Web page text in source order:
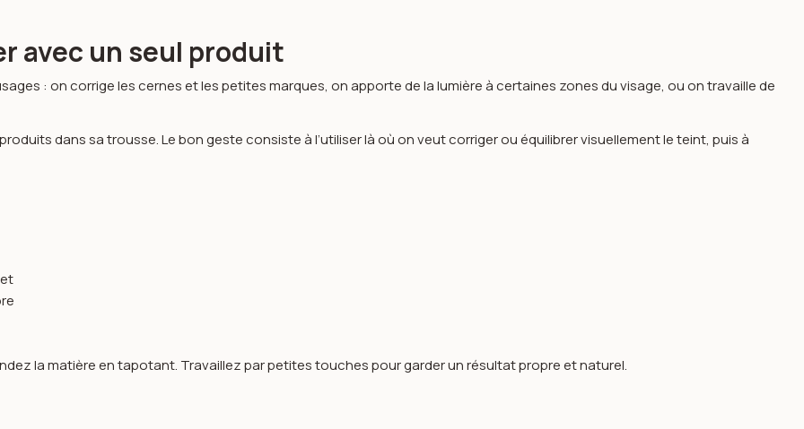
avec un seul produit
: on corrige les cernes et les petites marques, on apporte de la lumière à certaines zones du visage, ou on travaille de
dans sa trousse. Le bon geste consiste à l’utiliser là où on veut corriger ou équilibrer visuellement le teint, puis à
la matière en tapotant. Travaillez par petites touches pour garder un résultat propre et naturel.